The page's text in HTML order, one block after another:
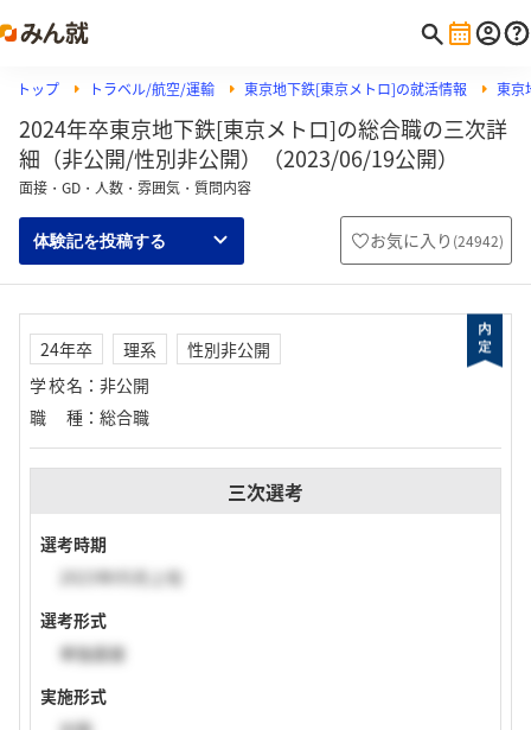
トップ トラベル/航空/運輸 東京地下鉄[東京メトロ]の就活情報 東京
2024年卒東京地下鉄[東京メトロ]の総合職の三次詳
細（非公開/性別非公開）（2023/06/19公開）
面接・GD・人数・雰囲気・質問内容
体験記を投稿する お気に入り (24942)
24年卒 理系
性別非公開
学校名 ： 非公開
職種 ： 総合職
三次選考
選考時期
2023年05月上旬
選考形式
単独面接
実施形式